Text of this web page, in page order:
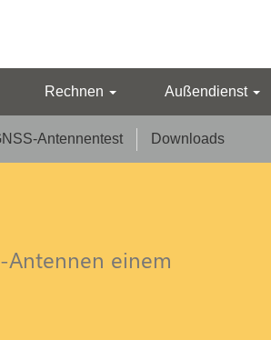
Rechnen Außendienst
Antennentest Downloads
Antennen einem